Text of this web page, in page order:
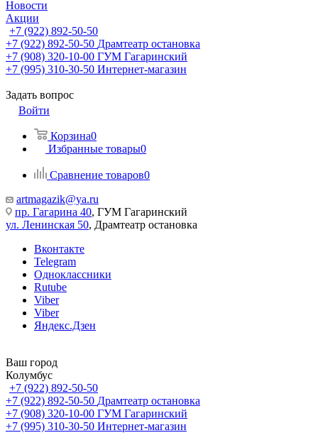
Новости
Акции
+7 (922) 892-50-50
+7 (922) 892-50-50 Драмтеатр остановка
+7 (908) 320-10-00 ГУМ Гагаринский
+7 (995) 310-30-50 Интернет-магазин
Задать вопрос
Войти
Корзина0
Избранные товары0
Сравнение товаров0
artmagazik@ya.ru
пр. Гагарина 40, ГУМ Гагаринский
ул. Ленинская 50, Драмтеатр остановка
Вконтакте
Telegram
Одноклассники
Rutube
Viber
Viber
Яндекс.Дзен
Ваш город
Колумбус
+7 (922) 892-50-50
+7 (922) 892-50-50 Драмтеатр остановка
+7 (908) 320-10-00 ГУМ Гагаринский
+7 (995) 310-30-50 Интернет-магазин